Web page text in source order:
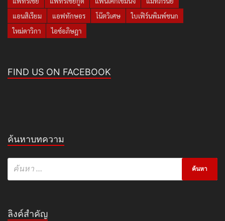
แอนสิเรียม
แอฟทักษอร โน๊ตวิเศษ
ใบเฟิร์นพิมพ์ชนก
ใหม่ดาวิกา
ไอซ์อภิษฎา
FIND US ON FACEBOOK
ค้นหาบทความ
ลิงค์สำคัญ